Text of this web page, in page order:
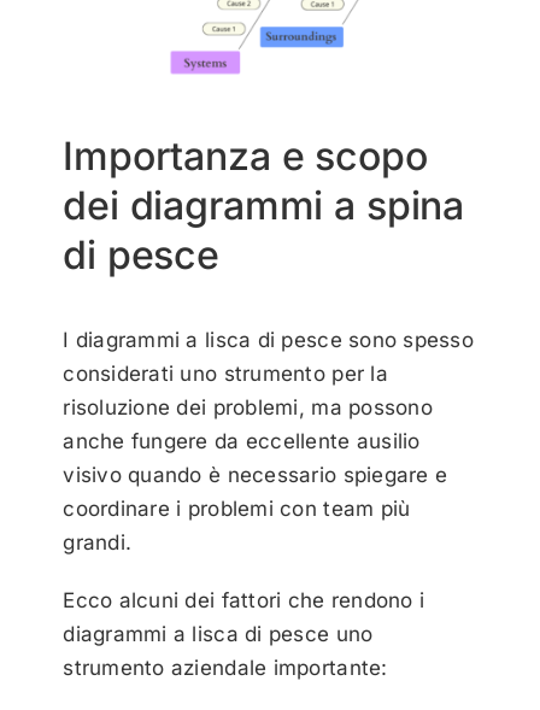
Importanza e scopo
dei diagrammi a spina
di pesce
I diagrammi a lisca di pesce sono spesso
considerati uno strumento per la
risoluzione dei problemi, ma possono
anche fungere da eccellente ausilio
visivo quando è necessario spiegare e
coordinare i problemi con team più
grandi.
Ecco alcuni dei fattori che rendono i
diagrammi a lisca di pesce uno
strumento aziendale importante: